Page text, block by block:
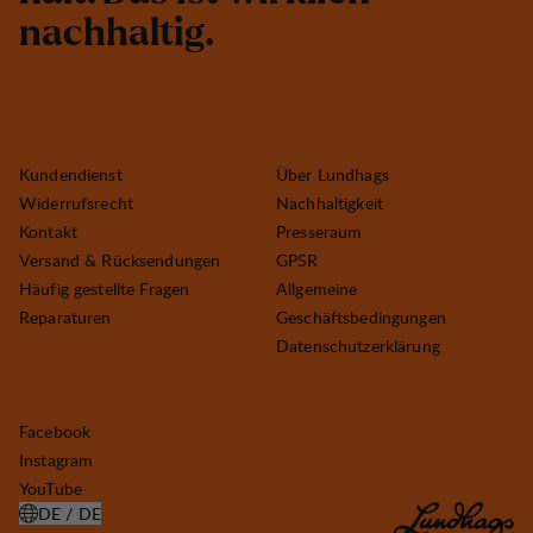
nachhaltig.
Kundendienst
Widerrufsrecht
Kontakt
Versand & Rücksendungen
Häufig gestellte Fragen
Reparaturen
Über Lundhags
Nachhaltigkeit
Presseraum
GPSR
Allgemeine
Geschäftsbedingungen
Datenschutzerklärung
Facebook
Instagram
YouTube
DE / DE
LAND AUSWÄHLEN ÖFFNEN